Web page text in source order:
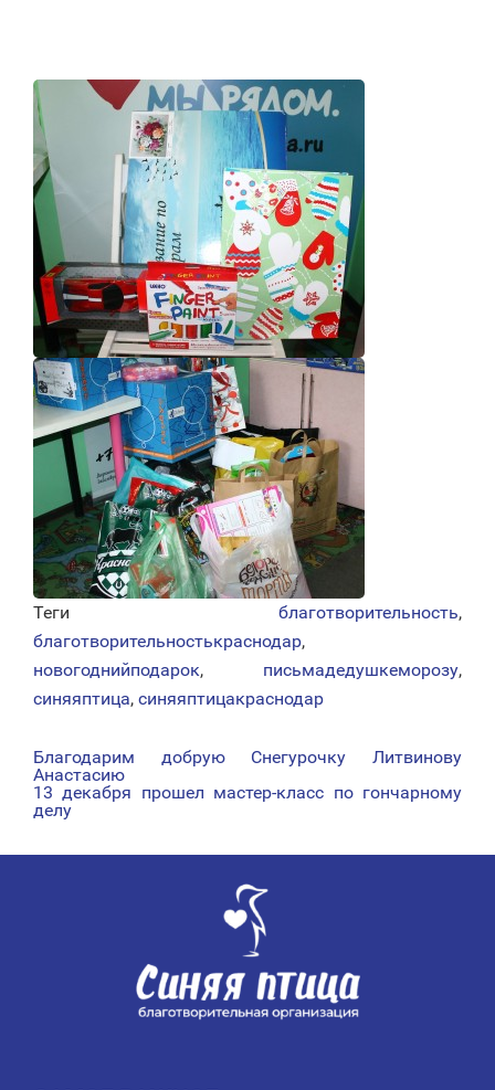
Теги благотворительность,
благотворительностькраснодар,
новогоднийподарок, письмадедушкеморозу,
синяяптица, синяяптицакраснодар
НАВИГАЦИЯ
ПО
ЗАПИСЯМ
Благодарим добрую Снегурочку Литвинову
Анастасию
13 декабря прошел мастер-класс по гончарному
делу